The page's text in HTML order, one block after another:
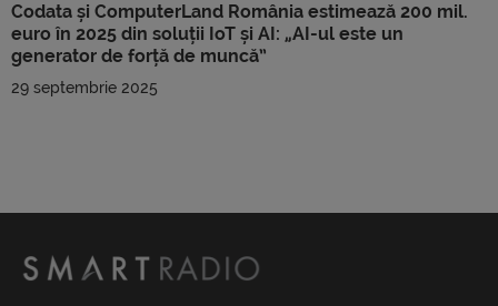
Codata și ComputerLand România estimează 200 mil.
euro în 2025 din soluții IoT și AI: „AI-ul este un
generator de forță de muncă”
29 septembrie 2025